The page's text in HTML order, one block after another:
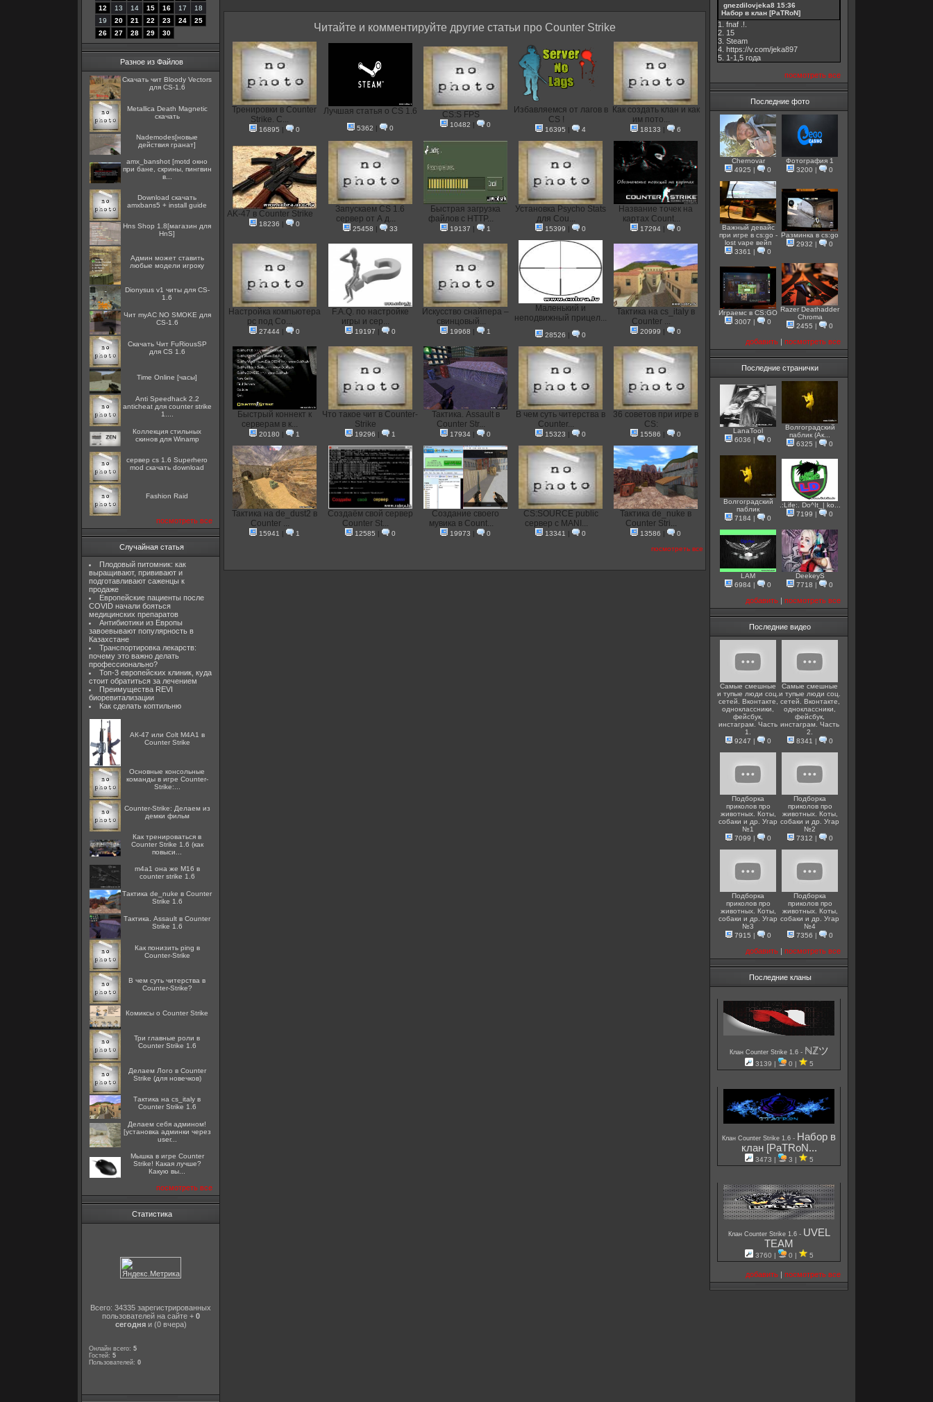
12
13 14 15 16 17
18
19
20 21 22 23 24
25
26
27 28 29 30
Разное из Файлов
Скачать чит Bloody Vectors
для CS-1.6
Metallica Death Magnetic
скачать
Nademodes[новые
действия гранат]
amx_banshot [motd окно
при бане, скрины, пингвин
в...
Download скачать
amxbans5 + install guide
Hns Shop 1.8[магазин для
HnS]
Админ может ставить
любые модели игроку
Dionysus v1 читы для CS-
1.6
Чит myAC NO SMOKE для
CS-1.6
Скачать Чит FuRiousSP
для CS 1.6
Time Online [часы]
Anti Speedhack 2.2
anticheat для counter strike
1....
Коллекция стильных
скинов для Winamp
сервер cs 1.6 Superhero
mod скачать download
Fashion Raid
посмотреть все
Случайная статья
Плодовый питомник: как
выращивают, прививают и
подготавливают саженцы к
продаже
Европейские пациенты после
COVID начали бояться
медицинских препаратов
Антибиотики из Европы
завоевывают популярность в
Казахстане
Транспортировка лекарств:
почему это важно делать
профессионально?
Топ-3 европейских клиник, куда
стоит обратиться за лечением
Преимущества REVI
биоревитализации
Как сделать коптильню
АК-47 или Colt M4A1 в
Counter Strike
Основные консольные
команды в игре Counter-
Strike:...
Counter-Strike: Делаем из
демки фильм
Как тренироваться в
Counter Strike 1.6 (как
повыси...
m4a1 она же M16 в
counter strike 1.6
Тактика de_nuke в Counter
Strike 1.6
Тактика. Assault в Counter
Strike 1.6
Как понизить ping в
Counter-Strike
В чем суть читерства в
Counter-Strike?
Комиксы о Counter Strike
Три главные роли в
Counter Strike 1.6
Делаем Лого в Counter
Strike (для новечков)
Тактика на cs_italy в
Counter Strike 1.6
Делаем себя админом!
[установка админки через
user...
Мышка в игре Counter
Strike! Какая лучше?
Какую вы...
посмотреть все
Статистика
Всего: 34335 зарегистрированных
пользователей на сайте + 0
сегодняи (0 вчера)
Онлайн всего: 5
Гостей: 5
Пользователей: 0
Читайте и комментируйте другие статьи про Counter Strike
Тренировки в Counter
Strike. С...
16895 | 0
Лучшая статья о CS 1.6
5362 | 0
CS:S FPS
10482 | 0
Избавляемся от лагов в
CS !
16395 | 4
Как создать клан и как
им пото...
18133 | 6
AK-47 в Counter Strike
18236 | 0
Запускаем CS 1.6
сервер от А д...
25458 | 33
Быстрая загрузка
файлов с HTTP...
19137 | 1
Установка Psycho Stats
для Cou...
15399 | 0
Название точек на
картах Count...
17294 | 0
Настройка компьютера
pc под Co...
27444| 0
F.A.Q. по настройке
игры и сер...
19197 | 0
Искусство снайпера –
свинцовый...
19968 | 1
Маленький и
неподвижный прицел...
28526 | 0
Тактика на cs_italy в
Counter ...
20999 | 0
Быстрый коннект к
серверам в к...
20180 | 1
Что такое чит в Counter-
Strike
19296 | 1
Тактика. Assault в
Counter Str...
17934 | 0
В чем суть читерства в
Counter...
15323 | 0
36 советов при игре в
CS:
15586 | 0
Тактика на de_dust2 в
Counter ...
15941 | 1
Создаём свой сервер
Counter St...
12585 | 0
Создание своего
мувика в Count...
19973 | 0
CS:SOURCE public
сервер с MANI...
13341 | 0
Тактика de_nuke в
Counter Stri...
13586 |
0
посмотреть все
gnezdilovjeka8 15:36
Набор в клан [PaTRoN]
1. fnaf .!.
2. 15
3. Steam
4. https://v.com/jeka897
5. 1-1,5 годa
посмотреть все
Последние фото
Chernovar
4925 | 0
Фотография 1
3200 | 0
Важный девайс
при игре в cs:go -
lost vape вейп
3361 | 0
Разминка в cs:go
2932 | 0
Играемс в CS:GO
3007 | 0
Razer Deathadder
Chroma
2455 | 0
добавить | посмотреть все
Последние странички
LanaTool
6036 | 0
Волгоградский
паблик (Ак...
6325 | 0
Волгоградский
паблик
7184 | 0
.:Life:. Do^It_| ko...
7199 | 0
LAM
6984 | 0
DeekeyS
7718 | 0
добавить | посмотреть все
Последние видео
Самые смешные
и тупые люди соц.
сетей. Вконтакте,
одноклассники,
фейсбук,
инстаграм. Часть
1.
9247 | 0
Самые смешные
и тупые люди соц.
сетей. Вконтакте,
одноклассники,
фейсбук,
инстаграм. Часть
2.
8341 | 0
Подборка
приколов про
животных. Коты,
собаки и др. Угар
№1
7099 | 0
Подборка
приколов про
животных. Коты,
собаки и др. Угар
№2
7312 | 0
Подборка
приколов про
животных. Коты,
собаки и др. Угар
№3
7915 | 0
Подборка
приколов про
животных. Коты,
собаки и др. Угар
№4
7356 | 0
добавить | посмотреть все
Последние кланы
Клан Counter Strike 1.6 - ℕℤツ
3139 | 0 | 5
Клан Counter Strike 1.6 - Набор в
клан [PaTRoN...
3473 | 3 | 5
Клан Counter Strike 1.6 - UVEL
TEAM
3760 | 0 | 5
добавить | посмотреть все